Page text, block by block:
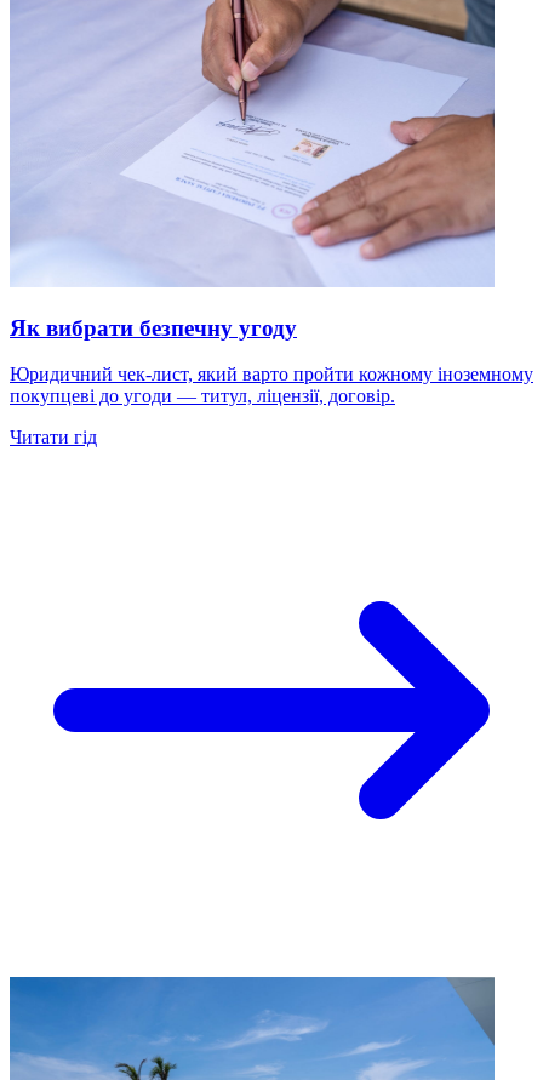
Як вибрати безпечну угоду
Юридичний чек-лист, який варто пройти кожному іноземному
покупцеві до угоди — титул, ліцензії, договір.
Читати гід